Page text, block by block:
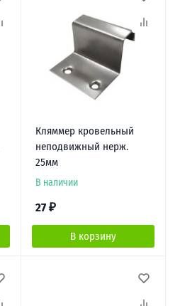
Кляммер кровельный
неподвижный нерж.
25мм
В наличии
27 ₽
В корзину